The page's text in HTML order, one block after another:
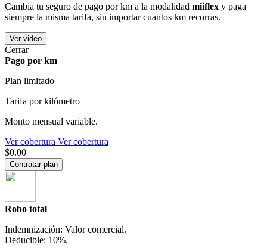
Cambia tu seguro de pago por km a la modalidad miiflex y paga
siempre la misma tarifa, sin importar cuantos km recorras.
Ver video
Cerrar
Pago por km
Plan limitado
Tarifa por kilómetro
Monto mensual variable.
Ver cobertura Ver cobertura
$0.00
Contratar plan
Robo total
Indemnización: Valor comercial.
Deducible: 10%.